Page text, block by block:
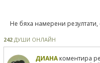
Не бяха намерени
242 ДУШИ ОНЛАЙН
ДИАНАкоментира